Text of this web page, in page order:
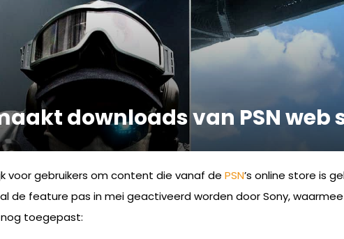
downloads van PSN web
voor gebruikers om content die vanaf de PSN’s online store is
de feature pas in mei geactiveerd worden door Sony,
toegepast: